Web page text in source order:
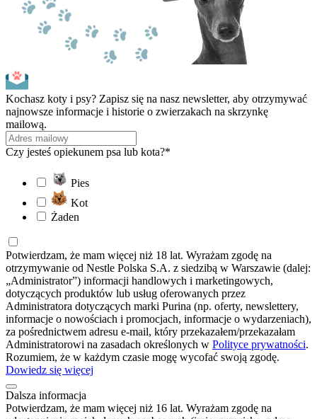
Kochasz koty i psy? Zapisz się na nasz newsletter, aby otrzymywać
najnowsze informacje i historie o zwierzakach na skrzynkę
mailową.
Czy jesteś opiekunem psa lub kota?*
Pies
Kot
Żaden
Potwierdzam, że mam więcej niż 18 lat. Wyrażam zgodę na
otrzymywanie od Nestle Polska S.A. z siedzibą w Warszawie (dalej:
„Administrator”) informacji handlowych i marketingowych,
dotyczących produktów lub usług oferowanych przez
Administratora dotyczących marki Purina (np. oferty, newslettery,
informacje o nowościach i promocjach, informacje o wydarzeniach),
za pośrednictwem adresu e-mail, który przekazałem/przekazałam
Administratorowi na zasadach określonych w Polityce prywatności.
Rozumiem, że w każdym czasie mogę wycofać swoją zgodę.
Dowiedz się więcej
Dalsza informacja
Potwierdzam, że mam więcej niż 16 lat. Wyrażam zgodę na